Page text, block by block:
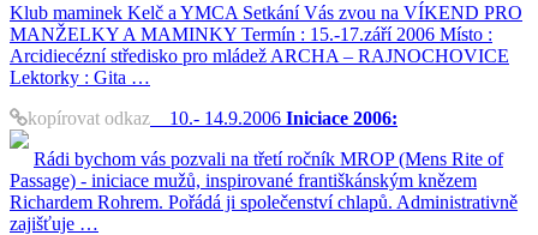
Klub maminek Kelč a YMCA Setkání Vás zvou na VÍKEND PRO
MANŽELKY A MAMINKY Termín : 15.-17.září 2006 Místo :
Arcidiecézní středisko pro mládež ARCHA – RAJNOCHOVICE
Lektorky : Gita …
kopírovat odkaz 10.- 14.9.2006 Iniciace 2006:
Rádi bychom vás pozvali na třetí ročník MROP (Mens Rite of
Passage) - iniciace mužů, inspirované františkánským knězem
Richardem Rohrem. Pořádá ji společenství chlapů. Administrativně
zajišťuje …